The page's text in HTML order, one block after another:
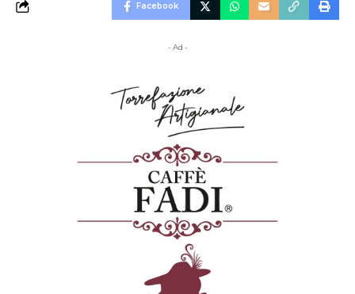
Facebook
- Ad -